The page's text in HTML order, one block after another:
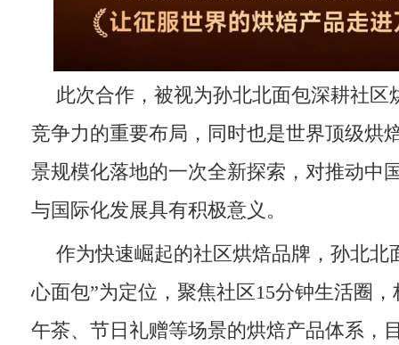
此次合作，被视为孙北北面包深耕社区
竞争力的重要布局，同时也是世界顶级烘
景规模化落地的一次全新探索，对推动中
与国际化发展具有积极意义。
作为快速崛起的社区烘焙品牌，孙北北
心面包”为定位，聚焦社区15分钟生活圈
午茶、节日礼赠等场景的烘焙产品体系，